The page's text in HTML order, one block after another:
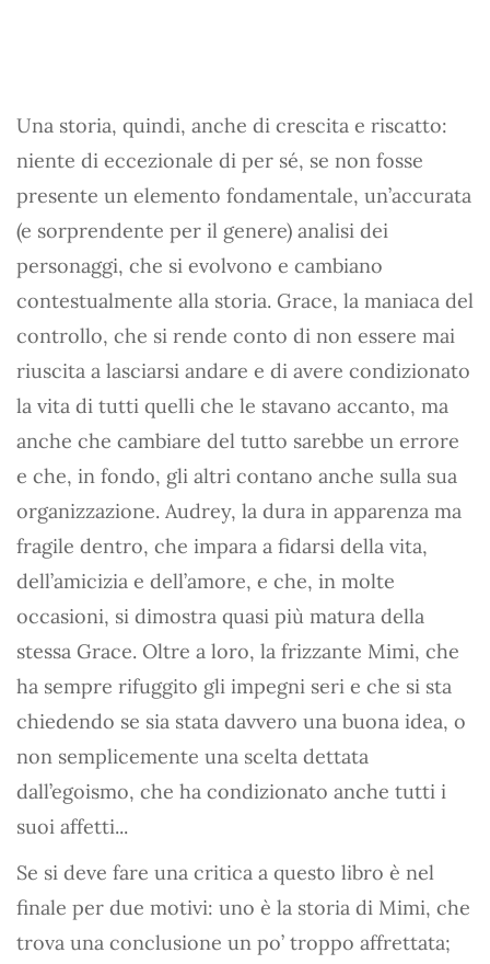
Una storia, quindi, anche di crescita e riscatto:
niente di eccezionale di per sé, se non fosse
presente un elemento fondamentale, un’accurata
(e sorprendente per il genere) analisi dei
personaggi, che si evolvono e cambiano
contestualmente alla storia. Grace, la maniaca del
controllo, che si rende conto di non essere mai
riuscita a lasciarsi andare e di avere condizionato
la vita di tutti quelli che le stavano accanto, ma
anche che cambiare del tutto sarebbe un errore
e che, in fondo, gli altri contano anche sulla sua
organizzazione. Audrey, la dura in apparenza ma
fragile dentro, che impara a fidarsi della vita,
dell’amicizia e dell’amore, e che, in molte
occasioni, si dimostra quasi più matura della
stessa Grace. Oltre a loro, la frizzante Mimi, che
ha sempre rifuggito gli impegni seri e che si sta
chiedendo se sia stata davvero una buona idea, o
non semplicemente una scelta dettata
dall’egoismo, che ha condizionato anche tutti i
suoi affetti...
Se si deve fare una critica a questo libro è nel
finale per due motivi: uno è la storia di Mimi, che
trova una conclusione un po’ troppo affrettata;